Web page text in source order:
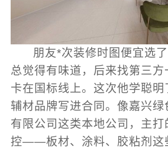
朋友*次装修时图便宜选
总觉得有味道，后来找第三
卡在国标线上。这次他学聪明
辅材品牌写进合同。像嘉兴绿
有限公司这类本地公司，主
控——板材、涂料、胶粘剂这